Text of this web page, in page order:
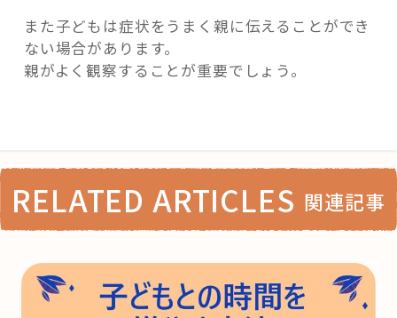
また子どもは症状をうまく親に伝えることができ
ない場合があります。
親がよく観察することが重要でしょう。
RELATED ARTICLES 関連記事